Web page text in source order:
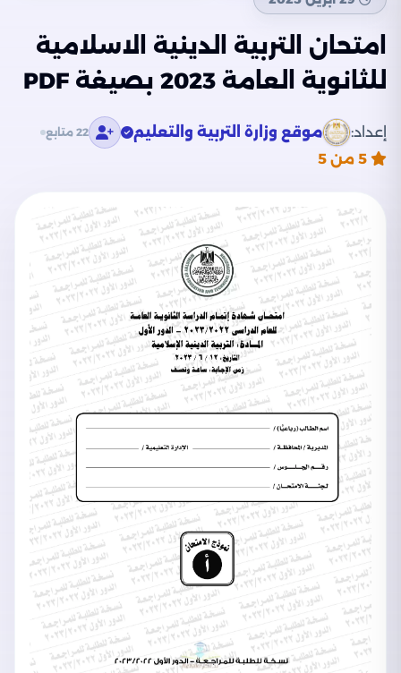
امتحان التربية الدينية الاسلامية
للثانوية العامة 2023 بصيغة PDF
إعداد: موقع وزارة التربية والتعليم 22 متابع
5 من 5